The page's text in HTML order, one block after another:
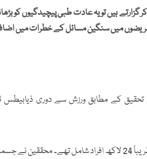
وقت بیٹھ کر گزارتے ہیں تو یہ عادت طبی
میں سنگین مسائل کے خطرات میں
تحقیق میں 27 مطالعات کے ڈیٹا کا تجزیہ کیا گیا جن میں تقریباً 24 لاکھ